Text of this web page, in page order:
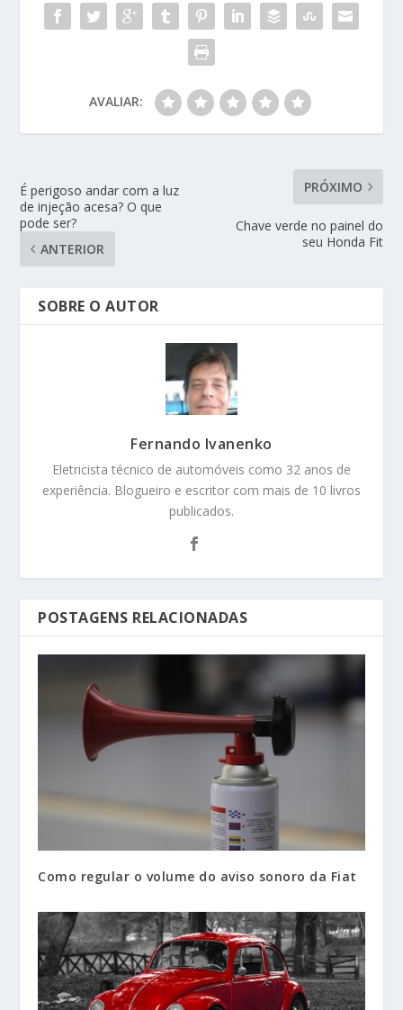
AVALIAR:
É perigoso andar com a luz
de injeção acesa? O que
pode ser?
ANTERIOR
PRÓXIMO
Chave verde no painel do
seu Honda Fit
SOBRE O AUTOR
Fernando Ivanenko
Eletricista técnico de automóveis como 32 anos de
experiência. Blogueiro e escritor com mais de 10 livros
publicados.
POSTAGENS RELACIONADAS
Como regular o volume do aviso sonoro da Fiat